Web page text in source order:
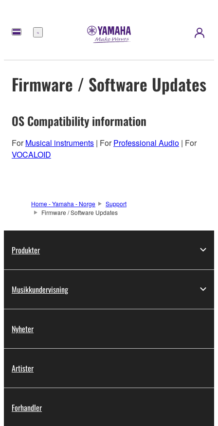
Meny
Firmware / Software Updates
OS Compatibility information
ForMusical instruments | ForProfessional Audio | For
VOCALOID
Home - Yamaha - Norge
Support
Firmware / Software Updates
Produkter
Musikkundervisning
Nyheter
Artister
Forhandler